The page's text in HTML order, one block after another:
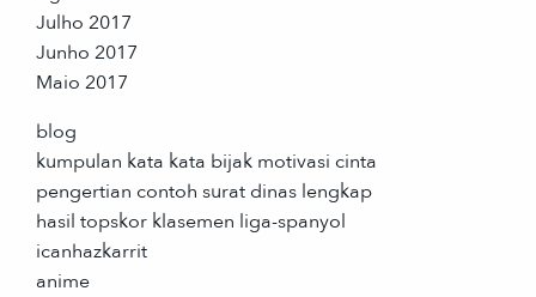
Julho 2017
Junho 2017
Maio 2017
blog
kumpulan kata kata bijak motivasi cinta
pengertian contoh surat dinas lengkap
hasil topskor klasemen liga-spanyol
icanhazkarrit
anime